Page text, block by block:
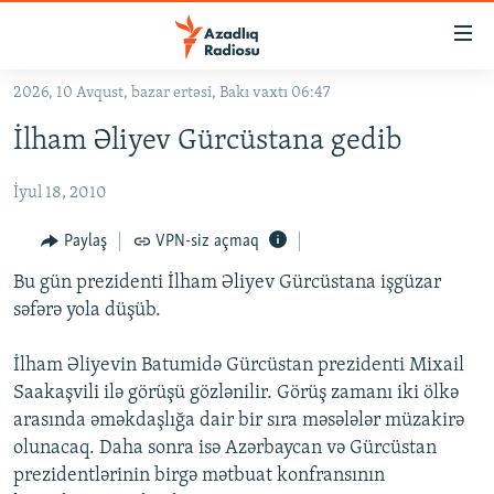
Əsas
qayıt
naviqasiyaya
Axtarışa
keç
KORRUPSIOMETR
#ƏSLINDƏ
FƏRQƏ BAX
QANUNI DOĞRU
ARAŞDIRMA
MULTIMEDIA
FOTOQALEREYA
RADIO ARXIV
OXU ZALI
HAQQIMIZDA
2026, 10 Avqust, bazar ertəsi, Bakı vaxtı 06:47
İlham Əliyev Gürcüstana gedib
İyul 18, 2010
Paylaş VPN-siz açmaq
Bu gün prezidenti İlham Əliyev Gürcüstana işgüzar
səfərə yola düşüb.
İlham Əliyevin Batumidə Gürcüstan prezidenti Mixail
Saakaşvili ilə görüşü gözlənilir. Görüş zamanı iki ölkə
arasında əməkdaşlığa dair bir sıra məsələlər müzakirə
olunacaq. Daha sonra isə Azərbaycan və Gürcüstan
prezidentlərinin birgə mətbuat konfransının